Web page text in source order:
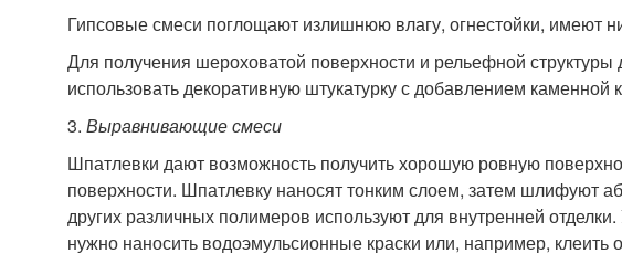
Гипсовые смеси поглощают излишнюю влагу, огнестойки, имеют
Для получения шероховатой поверхности и рельефной
использовать декоративную штукатурку с добавлением
3. Выравнивающие смеси
Шпатлевки дают возможность получить хорошую ровную
поверхности. Шпатлевку наносят тонким слоем, затем шлифуют
других различных полимеров используют для внутренней
нужно наносить водоэмульсионные краски или, например, клеить